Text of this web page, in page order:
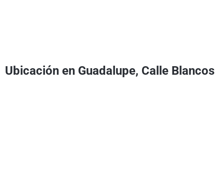
Ubicación en Guadalupe, Calle Blancos